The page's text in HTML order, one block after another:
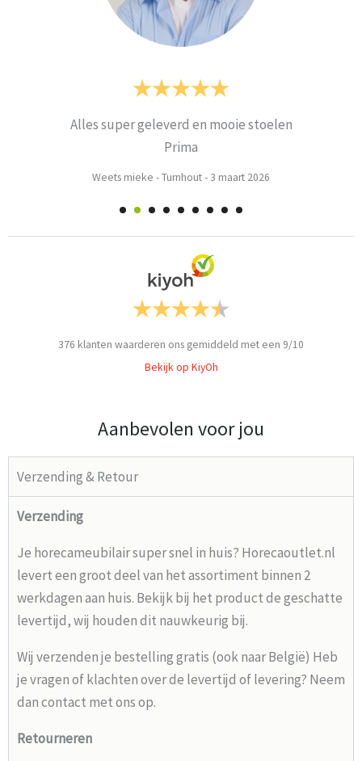
Alles super geleverd en mooie stoelen
Prima
Weets mieke -Turnhout- 3 maart 2026
376 klanten waarderen ons gemiddeld met een 9/10
Bekijk op KiyOh
Aanbevolen voor jou
Verzending & Retour
Verzending
Je horecameubilair super snel in huis? Horecaoutlet.nl
levert een groot deel van het assortiment binnen 2
werkdagen aan huis. Bekijk bij het product de geschatte
levertijd, wij houden dit nauwkeurig bij.
Wij verzenden je bestelling gratis (ook naar België) Heb
je vragen of klachten over de levertijd of levering? Neem
dan contact met ons op.
Retourneren